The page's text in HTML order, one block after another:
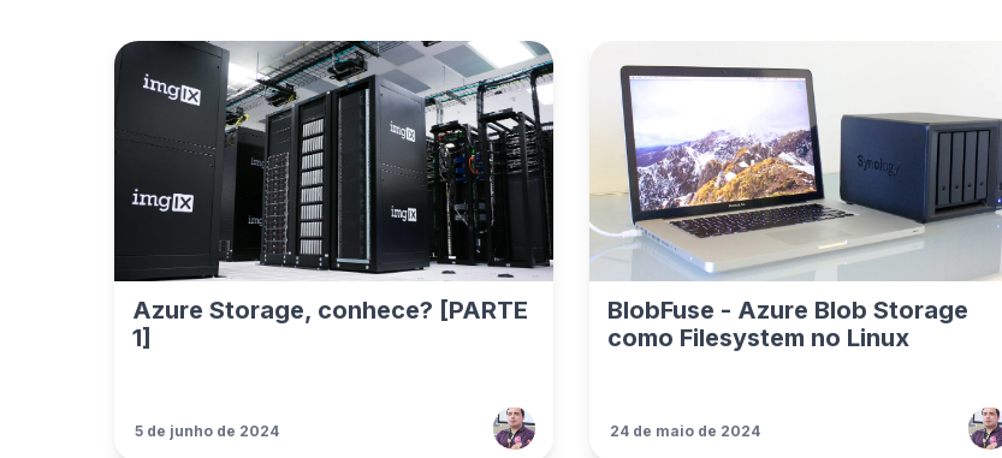
Azure Storage, conhece? [PARTE
1]
5 de junho de 2024
BlobFuse - Azure Blob Storage
como Filesystem no Linux
24 de maio de 2024